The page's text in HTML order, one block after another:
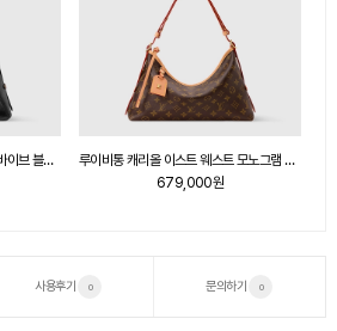
루이비통 캐리올 이스트 웨스트 모노그램 M28101
루이비통 캐리올 이스트 웨스트 바이브 블랙 M28160
705,000원
사용후기 0 문의하기 0